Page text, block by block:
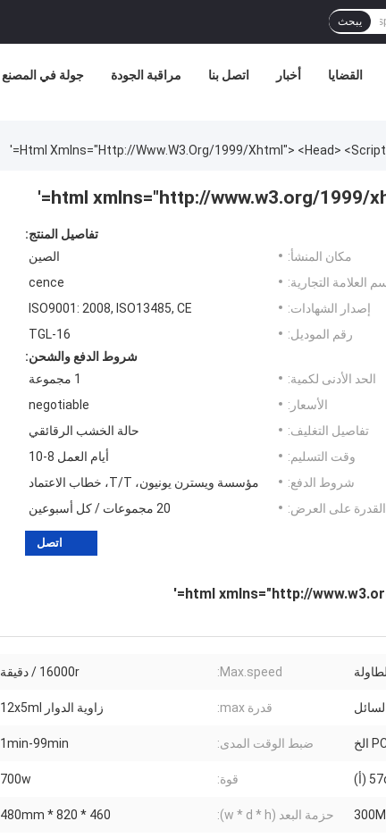
يبحث
جولة في المصنع مراقبة الجودة اتصل بنا أخبار القضايا
تفاصيل المنتج:
مكان المنشأ:
الصين
العلامة التجارية:
cence
إصدار الشهادات:
ISO9001: 2008, ISO13485, CE
رقم الموديل:
TGL-16
شروط الدفع والشحن:
الحد الأدنى لكمية:
1 مجموعة
الأسعار:
negotiable
تفاصيل التغليف:
حالة الخشب الرقائقي
وقت التسليم:
أيام العمل 8-10
شروط الدفع:
مؤسسة ويسترن يونيون، T/T، خطاب الاعتماد
القدرة على العرض:
20 مجموعات / كل أسبوعين
اتصل
Max.speed: 16000r / دقيقة
قدرة max: زاوية الدوار 12x5ml
ضبط الوقت المدى: 1min-99min
قوة: 700w
حزمة البعد (w * d * h): 460 * 820 * 480mm